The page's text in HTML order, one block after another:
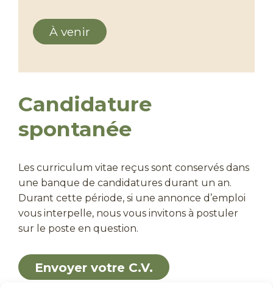
À venir
Candidature
spontanée
Les curriculum vitae reçus sont conservés dans
une banque de candidatures durant un an.
Durant cette période, si une annonce d’emploi
vous interpelle, nous vous invitons à postuler
sur le poste en question.
Envoyer votre C.V.